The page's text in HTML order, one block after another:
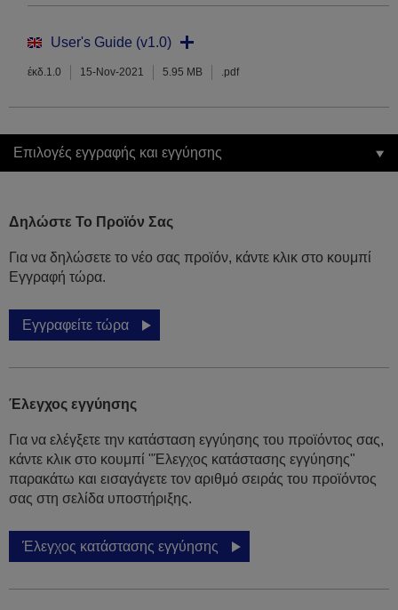
User's Guide (v1.0)
έκδ.1.0 15-Nov-2021 5.95 MB .pdf
Επιλογές εγγραφής και εγγύησης
Δηλώστε Το Προϊόν Σας
Για να δηλώσετε το νέο σας προϊόν, κάντε κλικ στο κουμπί
Εγγραφή τώρα.
Εγγραφείτε τώρα
Έλεγχος εγγύησης
Για να ελέγξετε την κατάσταση εγγύησης του προϊόντος σας,
κάντε κλικ στο κουμπί "Έλεγχος κατάστασης εγγύησης"
παρακάτω και εισαγάγετε τον αριθμό σειράς του προϊόντος
σας στη σελίδα υποστήριξης.
Έλεγχος κατάστασης εγγύησης